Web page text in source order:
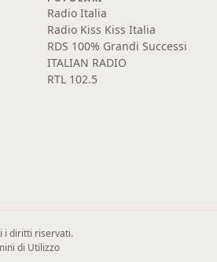
Radio Italia
Radio Kiss Kiss Italia
RDS 100% Grandi Successi
ITALIAN RADIO
RTL 102.5
i diritti riservati.
di Utilizzo